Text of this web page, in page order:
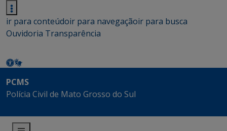
ir para conteúdoir para navegaçãoir para busca
Ouvidoria Transparência
PCMS
Polícia Civil de Mato Grosso do Sul